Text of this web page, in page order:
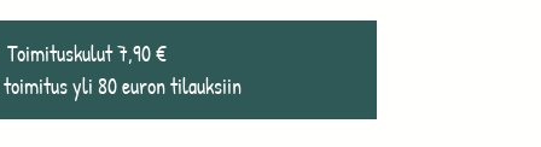
Toimituskulut 7,90 €
toimitus yli 80 euron tilauksiin